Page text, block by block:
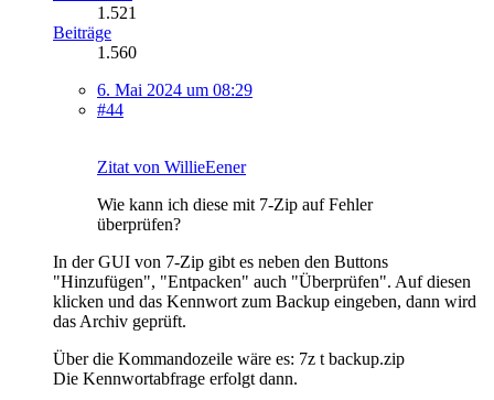
1.521
Beiträge
1.560
6. Mai 2024 um 08:29
#44
Zitat von WillieEener
Wie kann ich diese mit 7-Zip auf Fehler
überprüfen?
In der GUI von 7-Zip gibt es neben den Buttons
"Hinzufügen", "Entpacken" auch "Überprüfen". Auf diesen
klicken und das Kennwort zum Backup eingeben, dann wird
das Archiv geprüft.
Über die Kommandozeile wäre es: 7z t backup.zip
Die Kennwortabfrage erfolgt dann.